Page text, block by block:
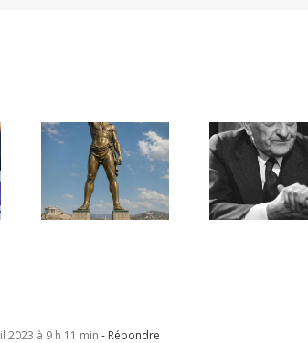
;
Une lettre
inédite de
Malraux sur
l’État d’Israël |
PAR « LA REGLE
2023 à 9 h 11 min - Répondre